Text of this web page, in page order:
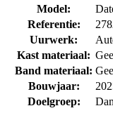
Model:
Referentie:
Uurwerk:
Kast materiaal:
Band materiaal:
Bouwjaar:
Doelgroep: